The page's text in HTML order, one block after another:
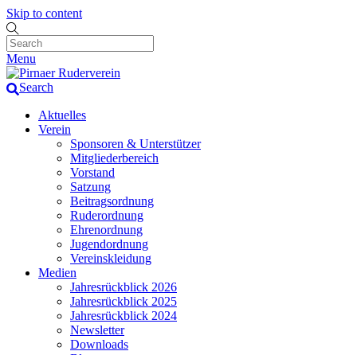
Skip to content
Menu
Search
Aktuelles
Verein
Sponsoren & Unterstützer
Mitgliederbereich
Vorstand
Satzung
Beitragsordnung
Ruderordnung
Ehrenordnung
Jugendordnung
Vereinskleidung
Medien
Jahresrückblick 2026
Jahresrückblick 2025
Jahresrückblick 2024
Newsletter
Downloads